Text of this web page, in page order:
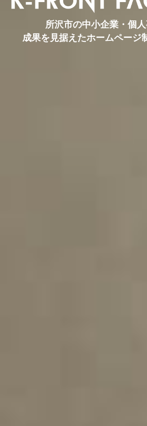
所沢市の中小企業・個
成果を見据えたホームページ